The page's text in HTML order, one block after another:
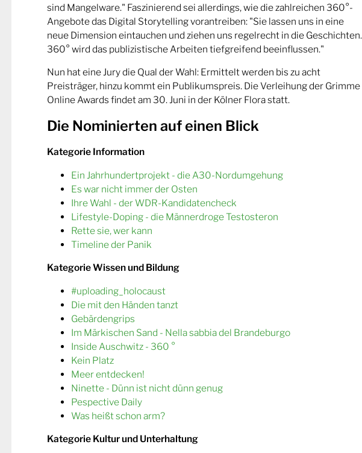
sind Mangelware." Faszinierend sei allerdings, wie die zahlreichen 360°-
Angebote das Digital Storytelling vorantreiben: "Sie lassen uns in eine
neue Dimension eintauchen und ziehen uns regelrecht in die Geschichten.
360° wird das publizistische Arbeiten tiefgreifend beeinflussen."
Nun hat eine Jury die Qual der Wahl: Ermittelt werden bis zu acht
Preisträger, hinzu kommt ein Publikumspreis. Die Verleihung der Grimme
Online Awards findet am 30. Juni in der Kölner Flora statt.
Die Nominierten auf einen Blick
Kategorie Information
Ein Jahrhundertprojekt - die A30-Nordumgehung
Es war nicht immer der Osten
Ihre Wahl - der WDR-Kandidatencheck
Lifestyle-Doping - die Männerdroge Testosteron
Rette sie, wer kann
Timeline der Panik
Kategorie Wissen und Bildung
#uploading_holocaust
Die mit den Händen tanzt
Gebärdengrips
Im Märkischen Sand - Nella sabbia del Brandeburgo
Inside Auschwitz - 360 °
Kein Platz
Meer entdecken!
Ninette - Dünn ist nicht dünn genug
Pespective Daily
Was heißt schon arm?
Kategorie Kultur und Unterhaltung